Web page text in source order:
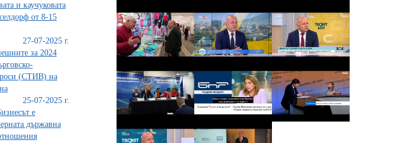
и каучуковата
от 8-15
27-07-2025 г.
за 2024
(СТИВ) на
25-07-2025 г.
е
държавна